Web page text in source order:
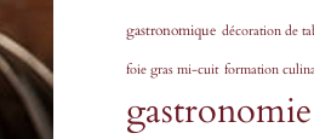
gastronomique décoration de
foie gras mi-cuit formation
gastronomie